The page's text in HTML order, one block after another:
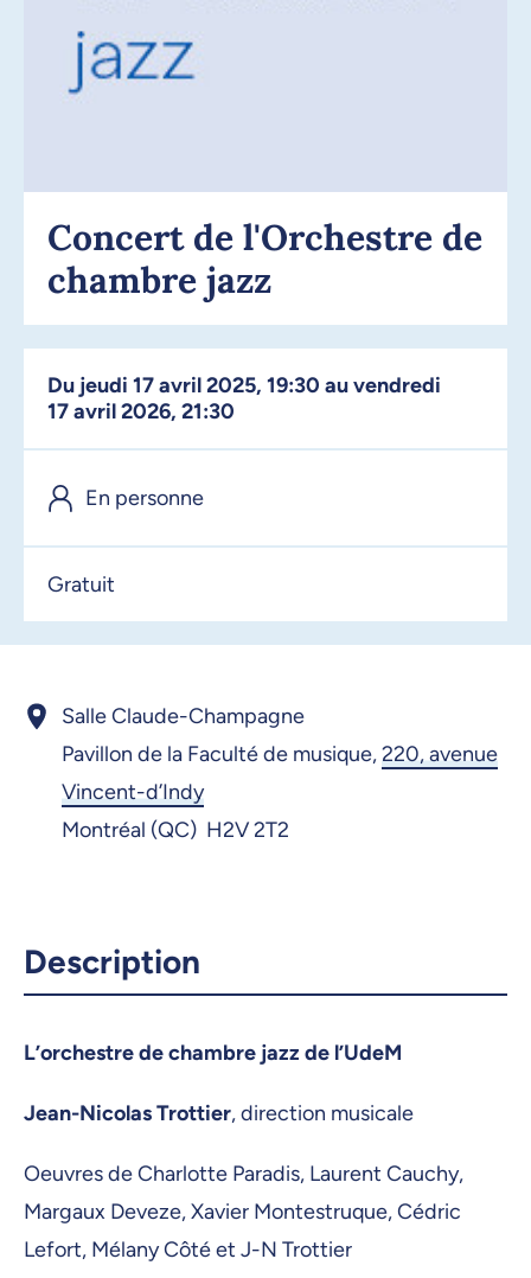
Concert de l'Orchestre de
chambre jazz
Du jeudi 17 avril 2025, 19:30 au vendredi
17 avril 2026, 21:30
En personne
Gratuit
Salle Claude-Champagne
Pavillon de la Faculté de musique,220, avenue
Vincent-d’Indy
Montréal (QC) H2V 2T2
Description
L’orchestre de chambre jazz de l’UdeM
Jean-Nicolas Trottier, direction musicale
Oeuvres de Charlotte Paradis, Laurent Cauchy,
Margaux Deveze, Xavier Montestruque, Cédric
Lefort, Mélany Côté et J-N Trottier